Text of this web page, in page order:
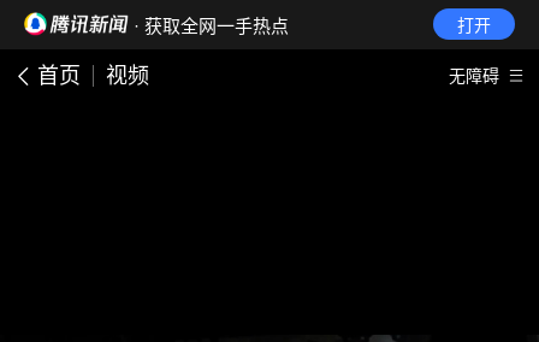
· 获取全网一手热点 打开
首页 视频 无障碍